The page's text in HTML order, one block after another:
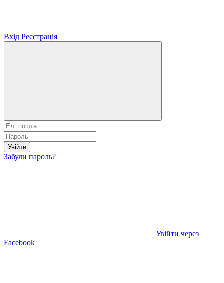
Вхід Реєстрація
Увійти
Забули пароль?
Увійти через
Facebook